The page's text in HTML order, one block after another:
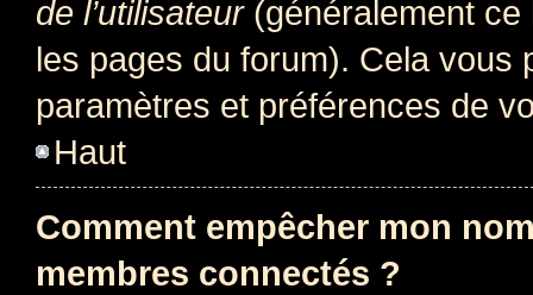
de l’utilisateur(généralement ce
les pages du forum). Cela vous
paramètres et préférences de
Haut
Comment empêcher mon
membres connectés ?